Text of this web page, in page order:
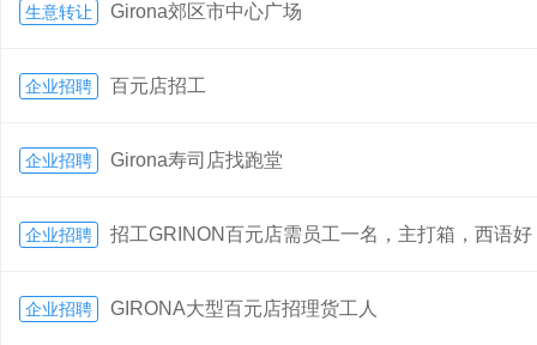
生意转让 Girona郊区市中心广场
企业招聘 百元店招工
企业招聘 Girona寿司店找跑堂
企业招聘 招工GRINON百元店需员工一名，主打箱，西语
企业招聘 GIRONA大型百元店招理货工人